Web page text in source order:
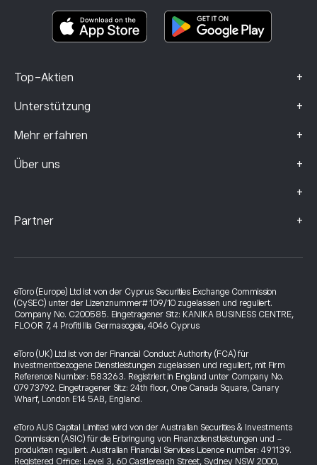
Top-Aktien +
Unterstützung +
Mehr erfahren +
Über uns +
+
Beschwerdedaten (FCA-Kunden)
Partner +
eToro (Europe) Ltd ist von der Cyprus Securities Exchange Commission
(CySEC) unter der Lizenznummer# 109/10 zugelassen und reguliert.
Company No. C200585. Eingetragener Sitz: KANIKA BUSINESS CENTRE,
FLOOR 7, 4 Profiti Ilia Germasogeia, 4046 Cyprus
eToro (UK) Ltd ist von der Financial Conduct Authority (FCA) für
investmentbezogene Dienstleistungen zugelassen und reguliert, mit Firm
Reference Number: 583263. Registriert in England unter Company No.
07973792. Eingetragener Sitz: 24th floor, One Canada Square, Canary
Wharf, London E14 5AB, England.
eToro AUS Capital Limited wird von der Australian Securities & Investments
Commission (ASIC) für die Erbringung von Finanzdienstleistungen und -
produkten reguliert. Australian Financial Services Licence number: 491139.
Registered Office: Level 3, 60 Castlereagh Street, Sydney NSW 2000,